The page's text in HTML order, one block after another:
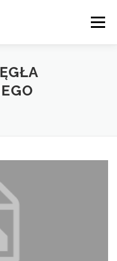
Menu
SAMOCHODOWY